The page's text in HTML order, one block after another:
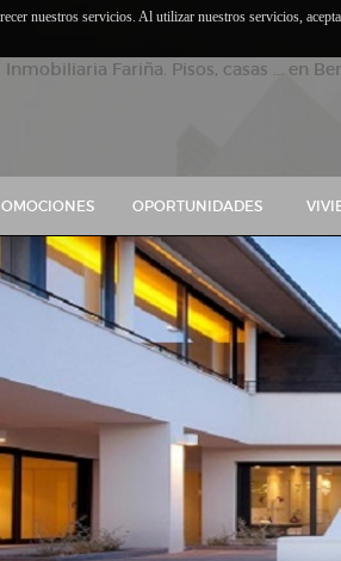
Inmobiliaria Fariña. Pisos, casas ... en
OPORTUNIDADES
nuestros servicios. Al utilizar nuestros servicios,